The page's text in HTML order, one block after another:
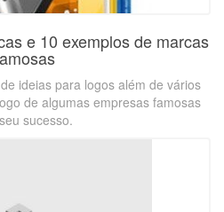
e 10 exemplos de marcas
ideias para logos além de vários
de algumas empresas famosas
sucesso.